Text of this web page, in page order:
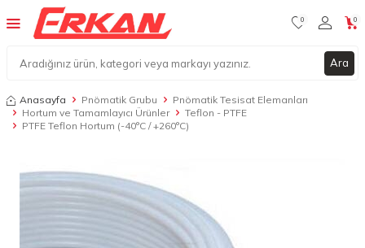
Ara
0 0
Anasayfa Pnömatik Grubu
Pnömatik Tesisat Elemanları
Hortum ve Tamamlayıcı Ürünler
Teflon - PTFE
PTFE Teflon Hortum (-40°C / +260°C)